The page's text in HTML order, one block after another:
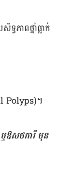
ធភាព​ថ្នាំ​ធ្លាក់​
Polyps)។
ឬ​ឱសថការី ​មុន​​